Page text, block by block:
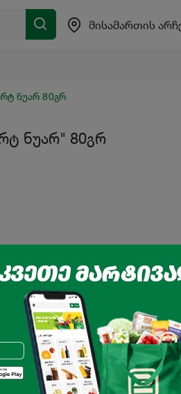
მისამართის
ნუარ 80გრ
ნუარ" 80გრ
დახურულ შეფუთვაში